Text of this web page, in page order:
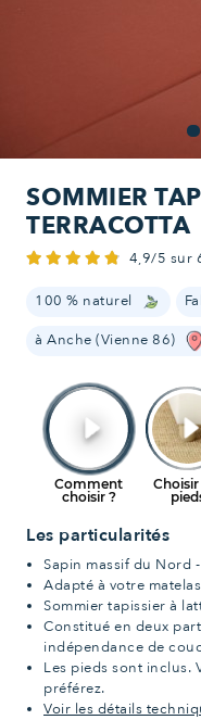
SOMMIER
TERRACOTTA
4,9/5 sur
100 % naturel
à Anche (Vienne 86)
Les particularités
Sapin massif du Nord
Adapté à votre
Sommier tapissier à
Constitué en deux
indépendance de
Les pieds sont inclus.
préférez.
Voir les détails